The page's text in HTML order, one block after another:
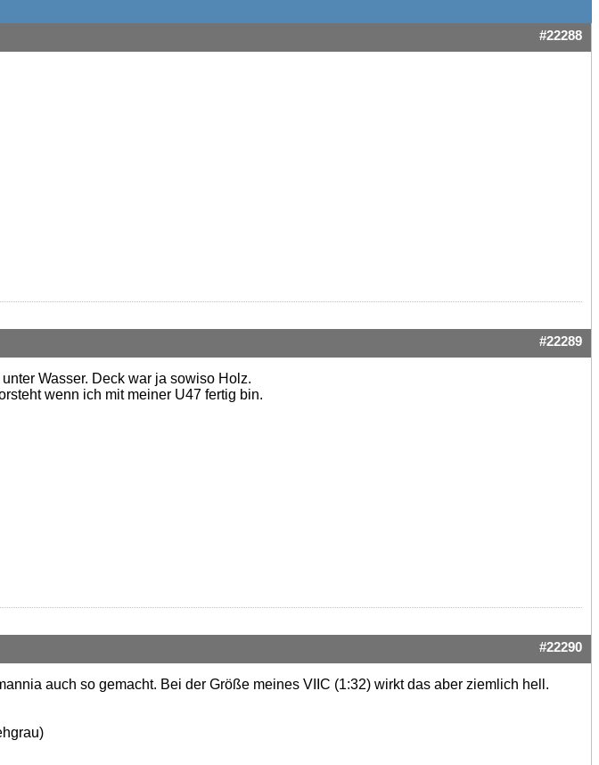
#22288
#22289
Wasser. Deck war ja sowiso Holz.
wenn ich mit meiner U47 fertig bin.
#22290
auch so gemacht. Bei der Größe meines VIIC (1:32) wirkt das aber ziemlich hell.